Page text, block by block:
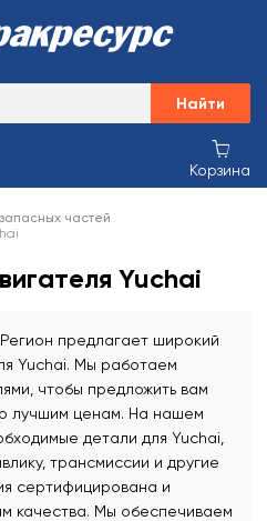
Найти
Корзина
частей
Yuchai
предлагает широкий
Yuchai. Мы работаем
чтобы предложить вам
лучшим ценам. На нашем
детали для Yuchai,
трансмиссии и другие
сертифицирована и
качества. Мы обеспечиваем